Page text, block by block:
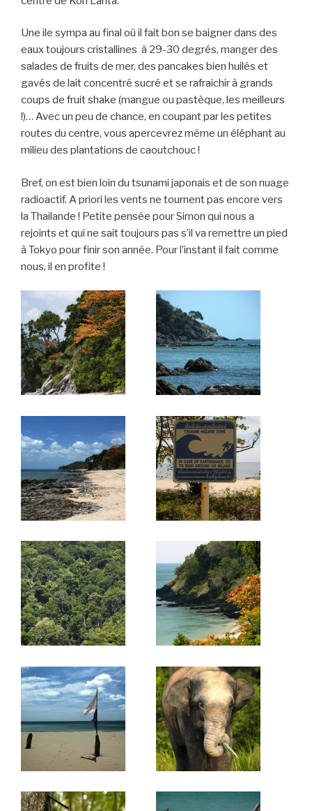
Une ile sympa au final où il fait bon se baigner dans des
eaux toujours cristallines à 29-30 degrés, manger des
salades de fruits de mer, des pancakes bien huilés et
gavés de lait concentré sucré et se rafraichir à grands
coups de fruit shake (mangue ou pastèque, les meilleurs
!)… Avec un peu de chance, en coupant par les petites
routes du centre, vous apercevrez même un éléphant au
milieu des plantations de caoutchouc !
Bref, on est bien loin du tsunami japonais et de son nuage
radioactif. A priori les vents ne tournent pas encore vers
la Thailande ! Petite pensée pour Simon qui nous a
rejoints et qui ne sait toujours pas s’il va remettre un pied
à Tokyo pour finir son année. Pour l’instant il fait comme
nous, il en profite !